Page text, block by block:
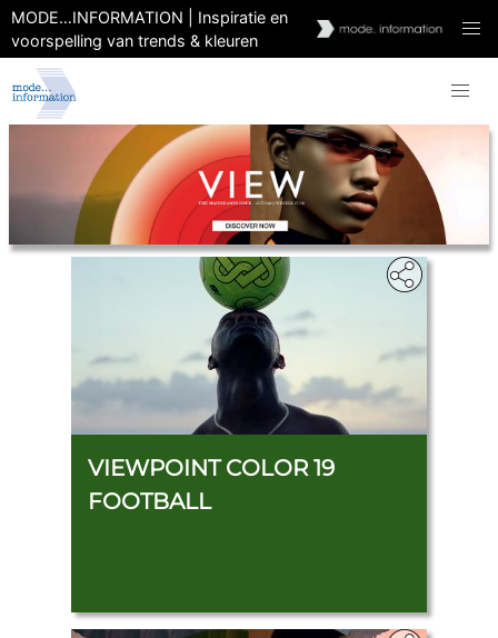
MODE…INFORMATION | Inspiratie en
voorspelling van trends & kleuren
VIEWPOINT COLOR 19
FOOTBALL